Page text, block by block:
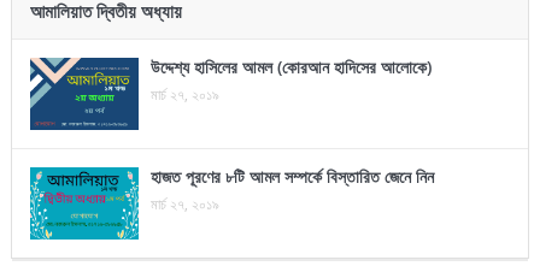
আমালিয়াত দ্বিতীয় অধ্যায়
উদ্দেশ্য হাসিলের আমল (কোরআন হাদিসের আলোকে)
মার্চ ২৭, ২০১৯
হাজত পূরণের ৮টি আমল সম্পর্কে বিস্তারিত জেনে নিন
মার্চ ২৭, ২০১৯